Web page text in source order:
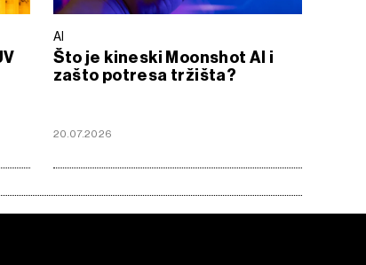
AI
Što je kineski Moonshot AI i
zašto potresa tržišta?
20.07.2026